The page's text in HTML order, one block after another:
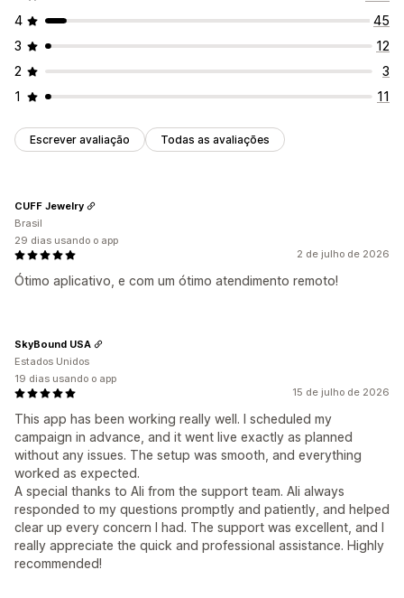
4
45
3
12
2
3
1
11
Escrever avaliação Todas as avaliações
2 de julho de 2026
Ótimo aplicativo, e com um ótimo atendimento remoto!
CUFF Jewelry
Brasil
29 dias usando o app
15 de julho de 2026
This app has been working really well. I scheduled my
campaign in advance, and it went live exactly as planned
without any issues. The setup was smooth, and everything
worked as expected.
A special thanks to Ali from the support team. Ali always
responded to my questions promptly and patiently, and helped
clear up every concern I had. The support was excellent, and I
really appreciate the quick and professional assistance. Highly
recommended!
SkyBound USA
Estados Unidos
19 dias usando o app